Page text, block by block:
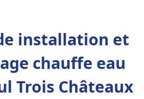
installation et
chauffe eau
Trois Châteaux